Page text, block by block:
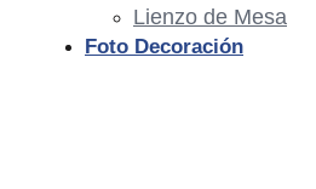
Lienzo de Mesa
Foto Decoración